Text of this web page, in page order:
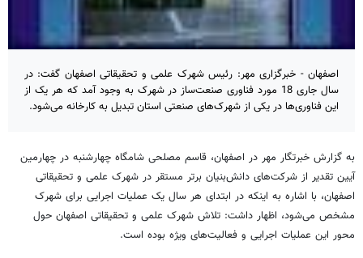
اصفهان - خبرگزاری مهر: رئیس شهرک علمی و تحقیقاتی اصفهان گفت: در
سال جاری 18 مورد فناوری صنعت‌ساز در شهرک به وجود آمد که هر یک از
این فناوری‌ها در یکی از شهرک‌های صنعتی استان تبدیل به کارخانه می‌شود.
به گزارش خبرتگار مهر در اصفهان، قاسم مصلحی شامگاه چهارشنبه در چهارمین
آیین تقدیر از شرکت‌های دانش‌بنیان برتر مستقر در شهرک علمی و تحقیقاتی
اصفهان، با اشاره به اینکه در ابتدای هر سال یک عملیات اجرایی برای شهرک
مشخص می‌شود، اظهار داشت: تلاش شهرک علمی و تحقیقاتی اصفهان حول
محور این عملیات اجرایی و فعالیت‌های ویژه بوده است.